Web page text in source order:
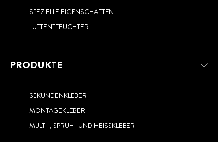
SPEZIELLE EIGENSCHAFTEN
LUFTENTFEUCHTER
PRODUKTE
SEKUNDENKLEBER
MONTAGEKLEBER
MULTI-, SPRÜH- UND HEISSKLEBER